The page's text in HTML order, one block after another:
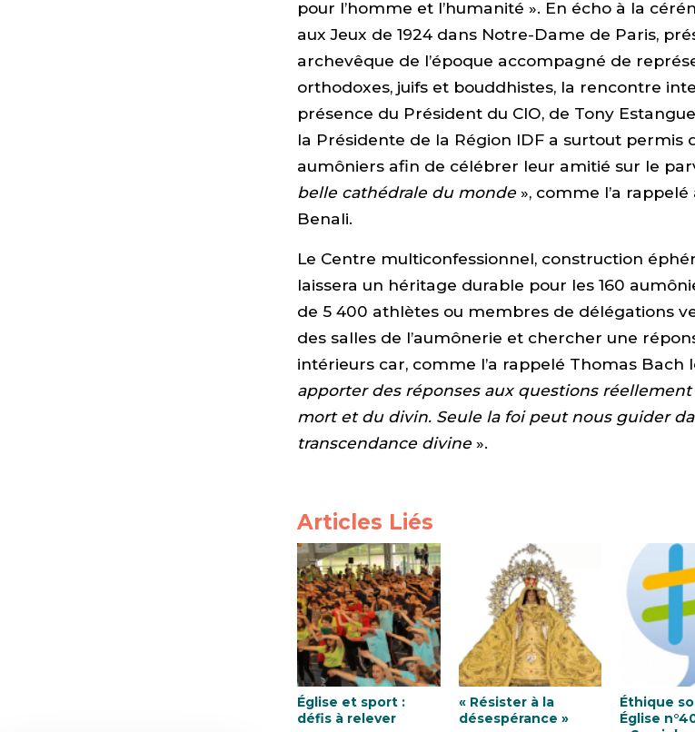
pour l’homme et l’humanité ». En écho à la
aux Jeux de 1924 dans Notre-Dame de Paris,
archevêque de l’époque accompagné de
orthodoxes, juifs et bouddhistes, la rencontre
présence du Président du CIO, de Tony
la Présidente de la Région IDF a surtout permis
aumôniers afin de célébrer leur amitié sur le
belle cathédrale du monde», comme l’a
Benali.
Le Centre multiconfessionnel, construction
laissera un héritage durable pour les 160
de 5 400 athlètes ou membres de délégations
des salles de l’aumônerie et chercher une
intérieurs car, comme l’a rappelé Thomas Bach
apporter des réponses aux questions
mort et du divin. Seule la foi peut nous guider
transcendance divine».
Articles Liés
Église et sport :
défis à relever
« Résister à la
désespérance »
Éthique
Église